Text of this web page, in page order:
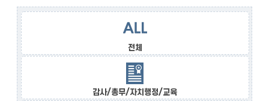
전체
감사/총무/자치행정/교육